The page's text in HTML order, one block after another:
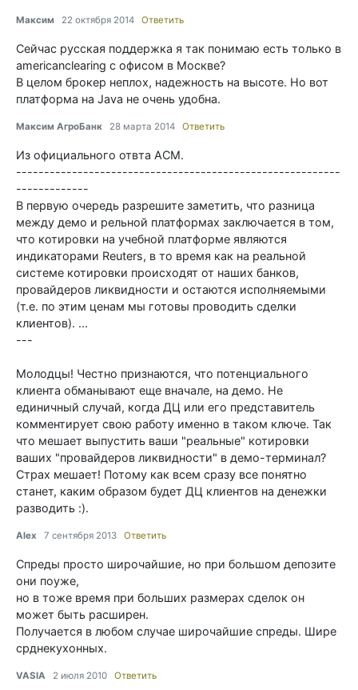
Максим 22 октября 2014 Ответить
Сейчас русская поддержка я так понимаю есть только в
americanclearing с офисом в Москве?
В целом брокер неплох, надежность на высоте. Но вот
платформа на Java не очень удобна.
Максим АгроБанк 28 марта 2014 Ответить
Из официального отвта АСМ.
----------------------------------------------------------
-------------
В первую очередь разрешите заметить, что разница
между демо и рельной платформах заключается в том,
что котировки на учебной платформе являются
индикаторами Reuters, в то время как на реальной
системе котировки происходят от наших банков,
провайдеров ликвидности и остаются исполняемыми
(т.е. по этим ценам мы готовы проводить сделки
клиентов). ...
---
Молодцы! Честно признаются, что потенциального
клиента обманывают еще вначале, на демо. Не
единичный случай, когда ДЦ или его представитель
комментирует свою работу именно в таком ключе. Так
что мешает выпустить ваши "реальные" котировки
ваших "провайдеров ликвидности" в демо-терминал?
Страх мешает! Потому как всем сразу все понятно
станет, каким образом будет ДЦ клиентов на денежки
разводить :).
Alex 7 сентября 2013 Ответить
Спреды просто широчайшие, но при большом депозите
они поуже,
но в тоже время при больших размерах сделок он
может быть расширен.
Получается в любом случае широчайшие спреды. Шире
срднекухонных.
VASIA 2 июля 2010 Ответить